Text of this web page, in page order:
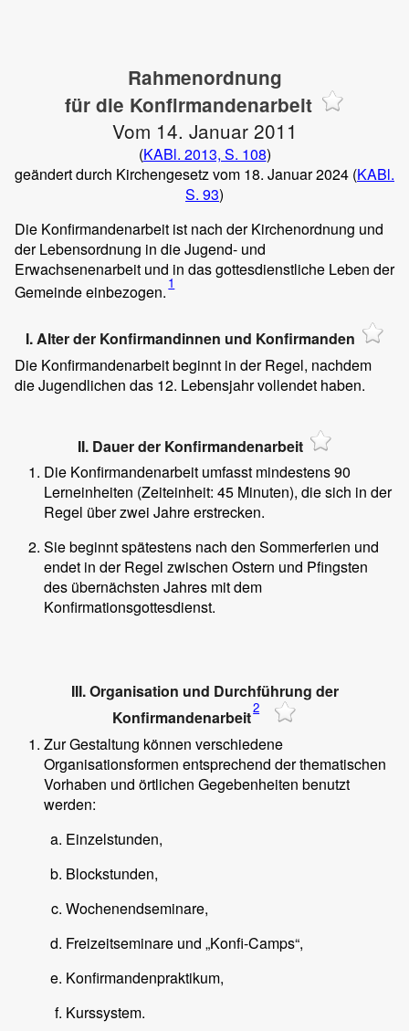
Rahmenordnung
für die Konfirmandenarbeit
Vom 14. Januar 2011
(KABl. 2013, S. 108)
geändert durch Kirchengesetz vom 18. Januar 2024 (KABl.
S. 93)
Die Konfirmandenarbeit ist nach der Kirchenordnung und
der Lebensordnung in die Jugend- und
Erwachsenenarbeit und in das gottesdienstliche Leben der
Gemeinde einbezogen. 1
I. Alter der Konfirmandinnen und Konfirmanden
Die Konfirmandenarbeit beginnt in der Regel, nachdem
die Jugendlichen das 12. Lebensjahr vollendet haben.
II. Dauer der Konfirmandenarbeit
Die Konfirmandenarbeit umfasst mindestens 90
Lerneinheiten (Zeiteinheit: 45 Minuten), die sich in der
Regel über zwei Jahre erstrecken.
Sie beginnt spätestens nach den Sommerferien und
endet in der Regel zwischen Ostern und Pfingsten
des übernächsten Jahres mit dem
Konfirmationsgottesdienst.
III. Organisation und Durchführung der
Konfirmandenarbeit2
Zur Gestaltung können verschiedene
Organisationsformen entsprechend der thematischen
Vorhaben und örtlichen Gegebenheiten benutzt
werden:
Einzelstunden,
Blockstunden,
Wochenendseminare,
Freizeitseminare und „Konfi-Camps“,
Konfirmandenpraktikum,
Kurssystem.